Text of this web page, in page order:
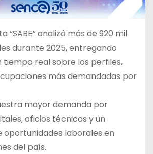
“SABE” analizó más de 920 mil
durante 2025, entregando
real sobre los perfiles,
más demandadas por
mayor demanda por
oficios técnicos y un
laborales en
del país.